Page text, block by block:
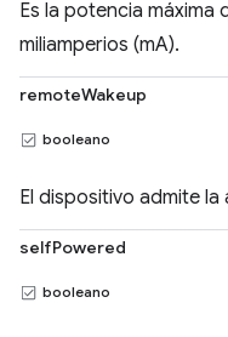
Es la potencia máxima
miliamperios (mA).
remoteWakeup
booleano
El dispositivo admite
selfPowered
booleano